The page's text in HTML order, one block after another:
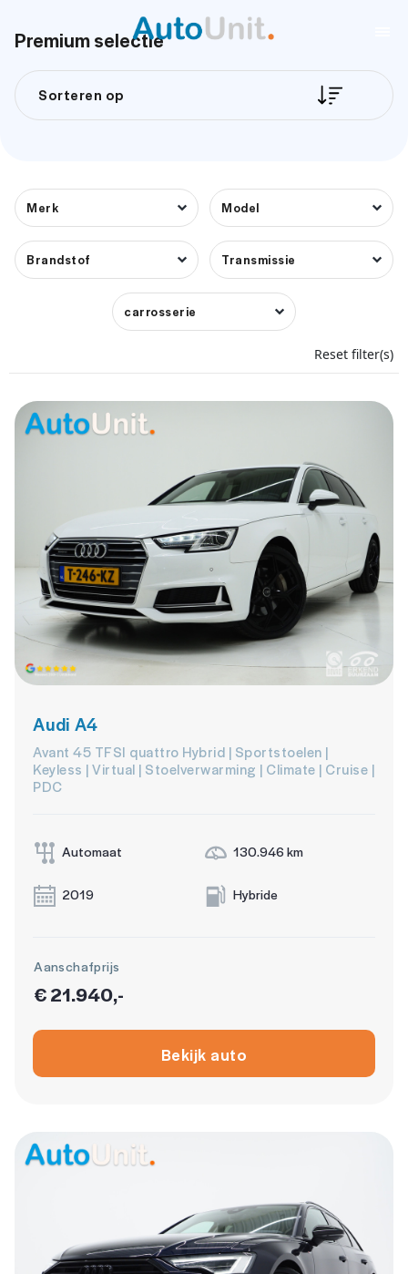
Premium selectie
Sorteren op
Merk Model
Brandstof Transmissie
carrosserie
Reset filter(s)
Audi A4
Avant 45 TFSI quattro Hybrid | Sportstoelen |
Keyless | Virtual | Stoelverwarming | Climate | Cruise |
PDC
Automaat 130.946 km
2019 Hybride
Aanschafprijs
€ 21.940,-
Bekijk auto